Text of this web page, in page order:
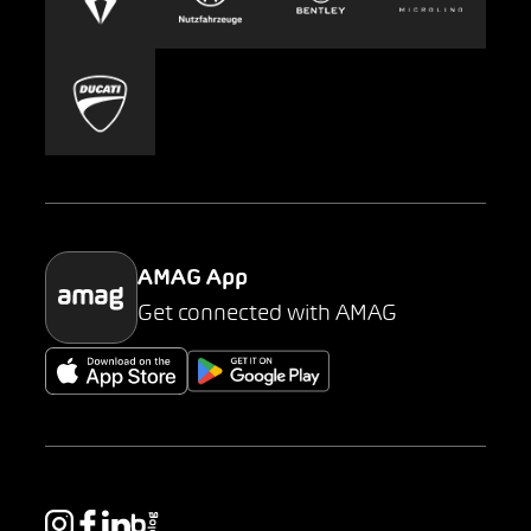
Carsharing
Mobility-as-a-Service
Parking
AMAG App
Get connected with AMAG